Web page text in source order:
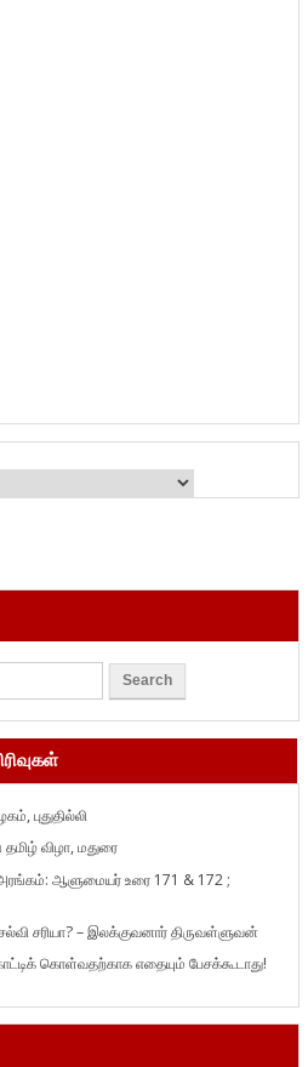
புதுதில்லி
விழா, மதுரை
ஆளுமையர் உரை 171 & 172 ;
சரியா? – இலக்குவனார் திருவள்ளுவன்
கொள்வதற்காக எதையும் பேசக்கூடாது!